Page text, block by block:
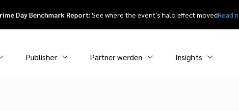
Day Benchmark Report:See where the event's halo effect movedRead
Publisher Partner werden Insights